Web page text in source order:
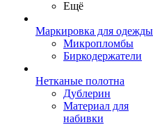
Ещё
Маркировка для одежды
Микропломбы
Биркодержатели
Нетканые полотна
Дублерин
Материал для
набивки